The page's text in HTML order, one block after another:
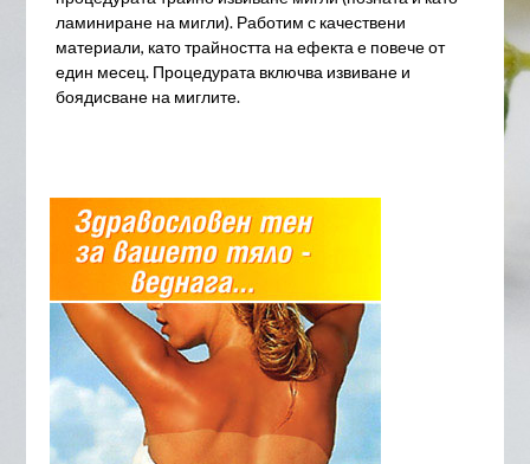
ламиниране на мигли). Работим с качествени
материали, като трайността на ефекта е повече от
един месец. Процедурата включва извиване и
боядисване на миглите.